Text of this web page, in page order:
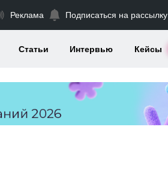
Реклама Подписаться на рассылку
Статьи Интервью Кейсы